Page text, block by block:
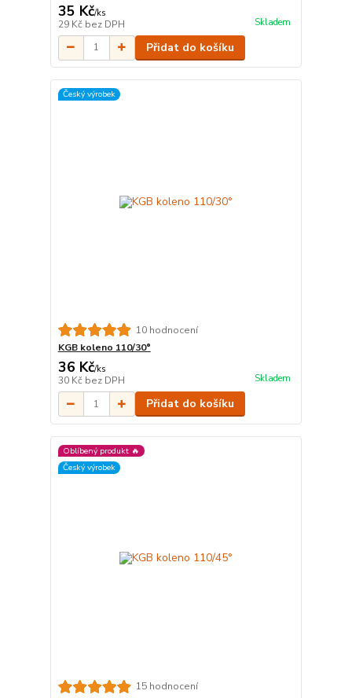
35 Kč/ks
29 Kč bez DPH Skladem
Přidat do košíku
Český výrobek
10 hodnocení
KGB koleno 110/30°
36 Kč/ks
30 Kč bez DPH Skladem
Přidat do košíku
Oblíbený produkt 🔥
Český výrobek
15 hodnocení